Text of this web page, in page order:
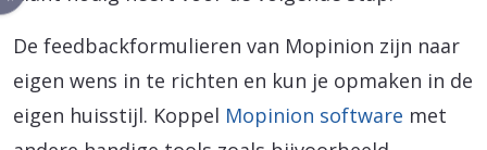
De feedbackformulieren van Mopinion zijn naar
eigen wens in te richten en kun je opmaken in de
eigen huisstijl. Koppel Mopinion software met